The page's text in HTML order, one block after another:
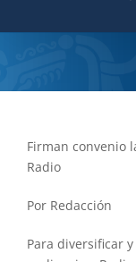
Firman convenio
Radio
Por Redacción
Para diversificar